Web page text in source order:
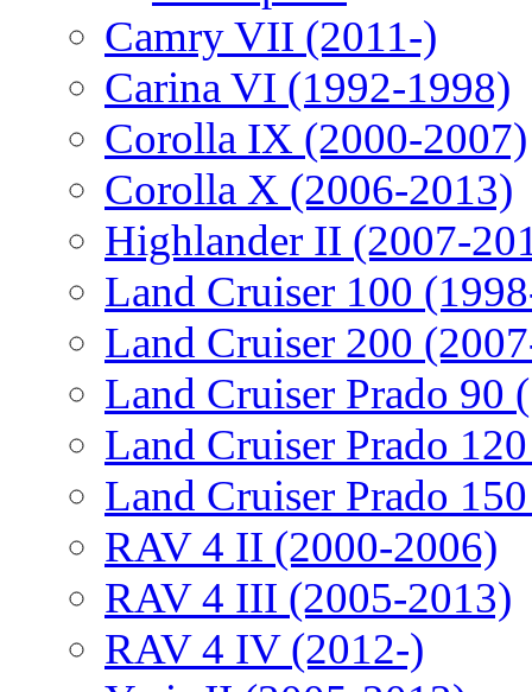
Camry VII (2011-)
Carina VI (1992-1998)
Corolla IX (2000-2007)
Corolla X (2006-2013)
Highlander II (2007-
Land Cruiser 100
Land Cruiser 200
Land Cruiser Prado 90
Land Cruiser Prado
Land Cruiser Prado
RAV 4 II (2000-2006)
RAV 4 III (2005-2013)
RAV 4 IV (2012-)